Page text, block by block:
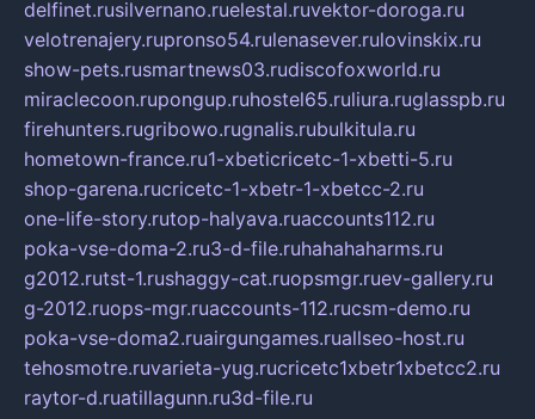
delfinet.rusilvernano.ruelestal.ruvektor-doroga.ru
velotrenajery.rupronso54.rulenasever.rulovinskix.ru
show-pets.rusmartnews03.rudiscofoxworld.ru
miraclecoon.rupongup.ruhostel65.ruliura.ruglasspb.ru
firehunters.rugribowo.rugnalis.rubulkitula.ru
hometown-france.ru1-xbeticricetc-1-xbetti-5.ru
shop-garena.rucricetc-1-xbetr-1-xbetcc-2.ru
one-life-story.rutop-halyava.ruaccounts112.ru
poka-vse-doma-2.ru3-d-file.ruhahahaharms.ru
g2012.rutst-1.rushaggy-cat.ruopsmgr.ruev-gallery.ru
g-2012.ruops-mgr.ruaccounts-112.rucsm-demo.ru
poka-vse-doma2.ruairgungames.ruallseo-host.ru
tehosmotre.ruvarieta-yug.rucricetc1xbetr1xbetcc2.ru
raytor-d.ruatillagunn.ru3d-file.ru